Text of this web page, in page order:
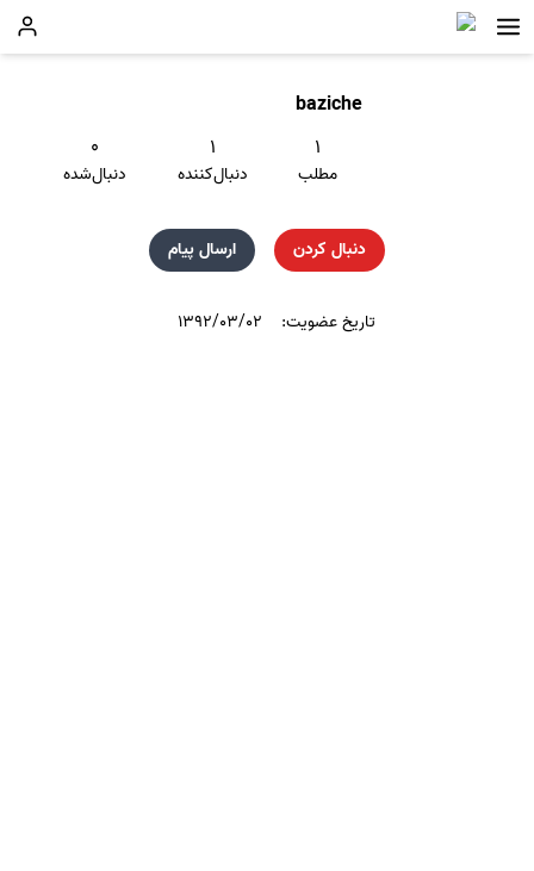
baziche
۱
مطلب
۱
دنبال‌کننده
۰
دنبال‌شده
دنبال کردن ارسال پیام
تاریخ عضویت: ۱۳۹۲/۰۳/۰۲